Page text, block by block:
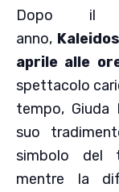
Dopo il
anno, Kaleidos
aprile alle
spettacolo
tempo, Giuda
suo
simbolo del
mentre la